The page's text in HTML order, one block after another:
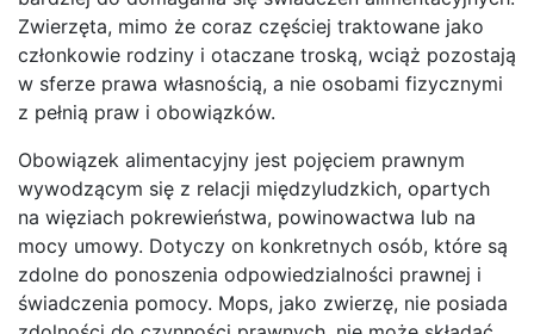
Zwierzęta, mimo że coraz częściej traktowane jako
członkowie rodziny i otaczane troską, wciąż pozostają
w sferze prawa własnością, a nie osobami fizycznymi
z pełnią praw i obowiązków.
Obowiązek alimentacyjny jest pojęciem prawnym
wywodzącym się z relacji międzyludzkich, opartych
na więziach pokrewieństwa, powinowactwa lub na
mocy umowy. Dotyczy on konkretnych osób, które są
zdolne do ponoszenia odpowiedzialności prawnej i
świadczenia pomocy. Mops, jako zwierzę, nie posiada